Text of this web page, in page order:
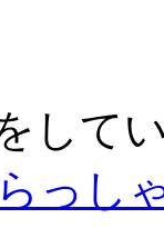
して
っし